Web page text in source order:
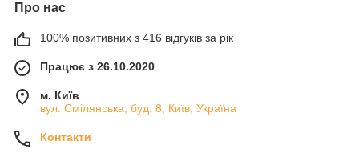
Про нас
100% позитивних з 416 відгуків за рік
Працює з 26.10.2020
м. Київ
вул. Смілянська, буд. 8, Київ, Україна
Контакти